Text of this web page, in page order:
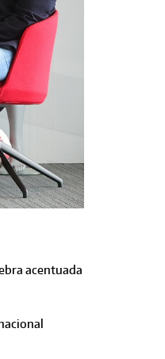
acentuada